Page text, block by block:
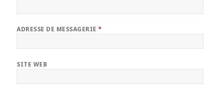
ADRESSE DE MESSAGERIE*
SITE WEB